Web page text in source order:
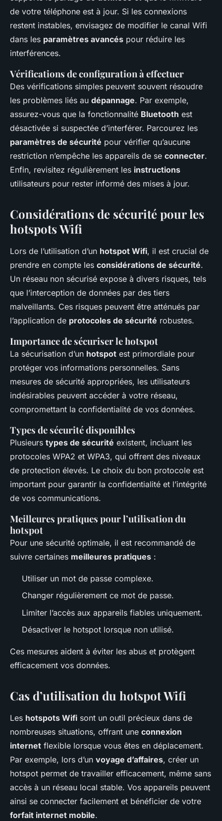
de votre téléphone est à jour. Si les connexions
restent instables, envisagez de modifier le canal Wifi
dans les paramètres avancés pour réduire les
interférences.
Vérifications de configuration à effectuer
Des vérifications simples peuvent souvent résoudre
les problèmes liés au dépannage. Par exemple,
assurez-vous que la fonctionnalité Bluetooth est
désactivée si suspectée d’interférer. Parcourez les
paramètres de sécurité pour vérifier qu’aucune
restriction n’empêche les appareils de se connecter.
Enfin, revisitez régulièrement les instructions
utilisateurs pour rester informé des mises à jour.
Considérations de sécurité pour les
hotspots Wifi
Lors de l’utilisation d’un hotspot Wifi, il est crucial de
prendre en compte les considérations de sécurité.
Un réseau non sécurisé expose à divers risques, tels
que l’interception de données par des tiers
malveillants. Ces risques peuvent être atténués par
l’application de protocoles de sécurité robustes.
Importance de sécuriser le hotspot
La sécurisation d’un hotspot est primordiale pour
protéger vos informations personnelles. Sans
mesures de sécurité appropriées, les utilisateurs
indésirables peuvent accéder à votre réseau,
compromettant la confidentialité de vos données.
Types de sécurité disponibles
Plusieurs types de sécurité existent, incluant les
protocoles WPA2 et WPA3, qui offrent des niveaux
de protection élevés. Le choix du bon protocole est
important pour garantir la confidentialité et l’intégrité
de vos communications.
Meilleures pratiques pour l’utilisation du
hotspot
Pour une sécurité optimale, il est recommandé de
suivre certaines meilleures pratiques :
Utiliser un mot de passe complexe.
Changer régulièrement ce mot de passe.
Limiter l’accès aux appareils fiables uniquement.
Désactiver le hotspot lorsque non utilisé.
Ces mesures aident à éviter les abus et protègent
efficacement vos données.
Cas d’utilisation du hotspot Wifi
Les hotspots Wifi sont un outil précieux dans de
nombreuses situations, offrant une connexion
internet flexible lorsque vous êtes en déplacement.
Par exemple, lors d’un voyage d’affaires, créer un
hotspot permet de travailler efficacement, même sans
accès à un réseau local stable. Vos appareils peuvent
ainsi se connecter facilement et bénéficier de votre
forfait internet mobile.